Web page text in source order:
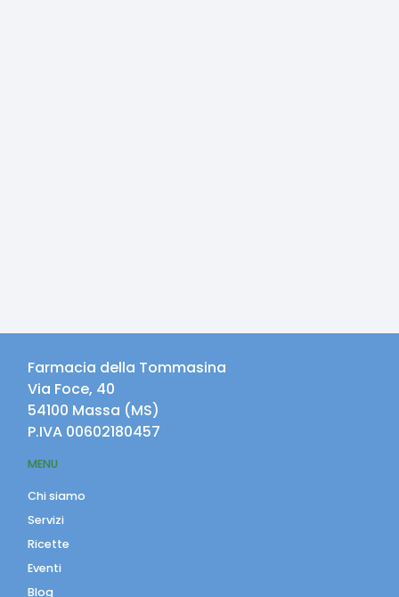
Farmacia della Tommasina
Via Foce, 40
54100 Massa (MS)
P.IVA 00602180457
MENU
Chi siamo
Servizi
Ricette
Eventi
Blog